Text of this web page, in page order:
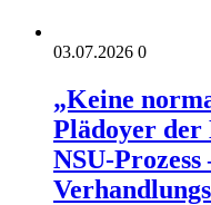
03.07.2026 0
„Keine
Plädoyer der
NSU-